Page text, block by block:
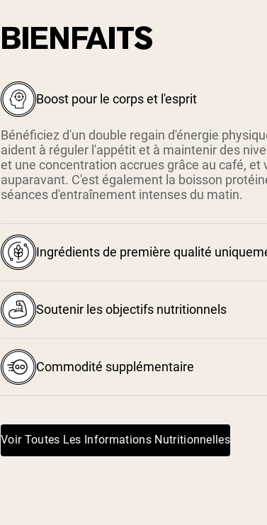
BIENFAITS
Boost pour le corps et l'esprit
Bénéficiez d'un double regain d'énergie
aident à réguler l'appétit et à maintenir des
et une concentration accrues grâce au café,
auparavant. C'est également la boisson
séances d'entraînement intenses du matin.
Ingrédients de première qualité
Soutenir les objectifs nutritionnels
Commodité supplémentaire
Voir Toutes Les Informations Nutritionnelles